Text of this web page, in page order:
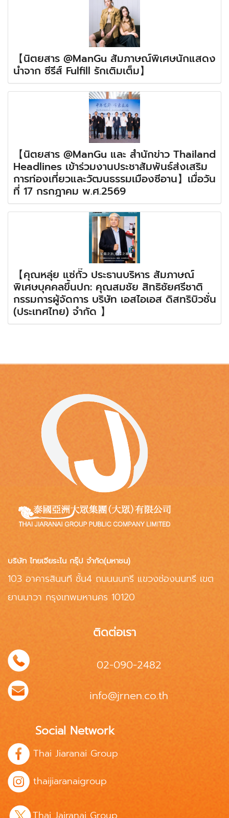
【นิตยสาร @ManGu สัมภาษณ์พิเศษนักแสดง
นำจาก ซีรีส์ Fulfill รักเติมเต็ม】
【นิตยสาร @ManGu และ สำนักข่าว Thailand
Headlines เข้าร่วมงานประชาสัมพันธ์ส่งเสริม
การท่องเที่ยวและวัฒนธรรมเมืองซีอาน】เมื่อวัน
ที่ 17 กรกฎาคม พ.ศ.2569
【คุณหลุ่ย แซ่กั๊ว ประธานบริหาร สัมภาษณ์
พิเศษบุคคลขึ้นปก: คุณสมชัย สิทธิชัยศรีชาติ
กรรมการผู้จัดการ บริษัท เอสไอเอส ดิสทริบิวชั่น
(ประเทศไทย) จำกัด 】
บริษัท ไทยเจียระไน กรุ๊ป จำกัด(มหาชน)
103 อาคารสินนที ชั้น4 ถนนนนทรี แขวงช่องนนทรี เขต
ยานนาวา กรุงเทพมหานคร 10120
ติดต่อเรา
02-090-2482
info@jrnen.co.th
Social Network
Thai Jiaranai Group
thaijiaranaigroup